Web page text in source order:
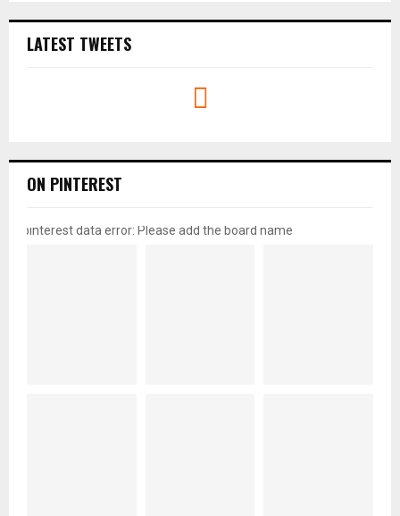
LATEST TWEETS
ON PINTEREST
pinterest data error: Please add the board name